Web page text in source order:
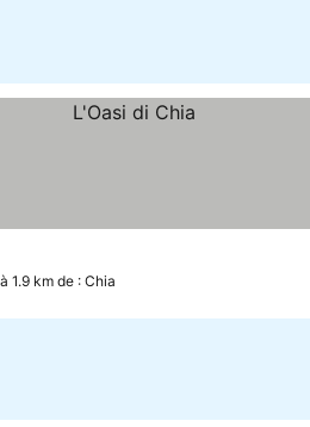
à 1.9 km de : Chia